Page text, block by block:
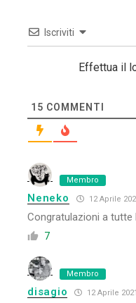
Iscriviti
Effettua il
15 COMMENTI
Membro
Neneko 12 Aprile
Congratulazioni a tutte
7
Membro
disagio 12 Aprile